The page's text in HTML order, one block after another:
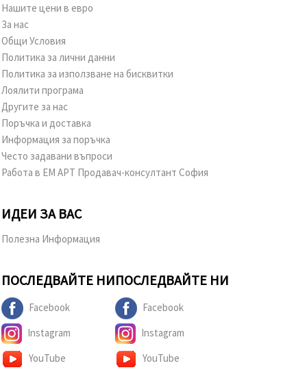
Нашите цени в евро
За нас
Общи Условия
Политика за лични данни
Политика за използване на бисквитки
Лоялити програма
Другите за нас
Поръчка и доставка
Информация за поръчка
Често задавани въпроси
Работа в ЕМ АРТ Продавач-консултант София
ИДЕИ ЗА ВАС
Полезна Информация
ПОСЛЕДВАЙТЕ НИ
Facebook
Instagram
YouTube
ПОСЛЕДВАЙТЕ НИ
Facebook
Instagram
YouTube